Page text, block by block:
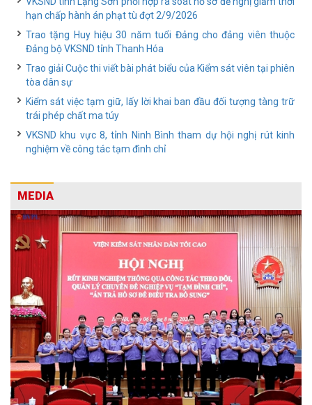
hạn chấp hành án phạt tù đợt 2/9/2026
Trao tặng Huy hiệu 30 năm tuổi Đảng cho đảng viên thuộc
Đảng bộ VKSND tỉnh Thanh Hóa
Trao giải Cuộc thi viết bài phát biểu của Kiểm sát viên tại phiên
tòa dân sự
Kiểm sát việc tạm giữ, lấy lời khai ban đầu đối tượng tàng trữ
trái phép chất ma túy
VKSND khu vực 8, tỉnh Ninh Bình tham dự hội nghị rút kinh
nghiệm về công tác tạm đình chỉ
MEDIA